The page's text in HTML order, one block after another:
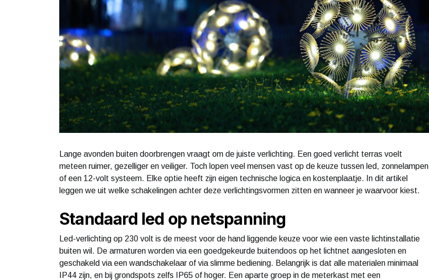
Lange avonden buiten doorbrengen vraagt om de juiste verlichting. Een goed verlicht terras voelt
meteen ruimer, gezelliger en veiliger. Toch lopen veel mensen vast op de keuze tussen led, zonnelampen
of een 12-volt systeem. Elke optie heeft zijn eigen technische logica en kostenplaatje. In dit artikel
leggen we uit welke schakelingen achter deze verlichtingsvormen zitten en wanneer je waarvoor kiest.
Standaard led op netspanning
Led-verlichting op 230 volt is de meest voor de hand liggende keuze voor wie een vaste lichtinstallatie
buiten wil. De armaturen worden via een goedgekeurde buitendoos op het lichtnet aangesloten en
geschakeld via een wandschakelaar of via slimme bediening. Belangrijk is dat alle materialen minimaal
IP44 zijn, en bij grondspots zelfs IP65 of hoger. Een aparte groep in de meterkast met een